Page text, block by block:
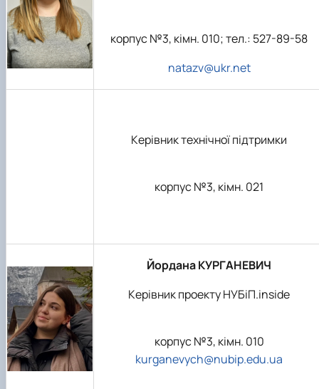
корпус №3, кімн. 010; тел.: 527-89-58
natazv@ukr.net
Керівник технічної підтримки
корпус №3, кімн. 021
Йордана КУРГАНЕВИЧ
Керівник проекту НУБіП.inside
корпус №3, кімн. 010
kurganevych@nubip.edu.ua